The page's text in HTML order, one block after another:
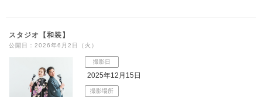
スタジオ【和装】
公開日：2026年6月2日（火）
撮影日
2025年12月15日
撮影場所